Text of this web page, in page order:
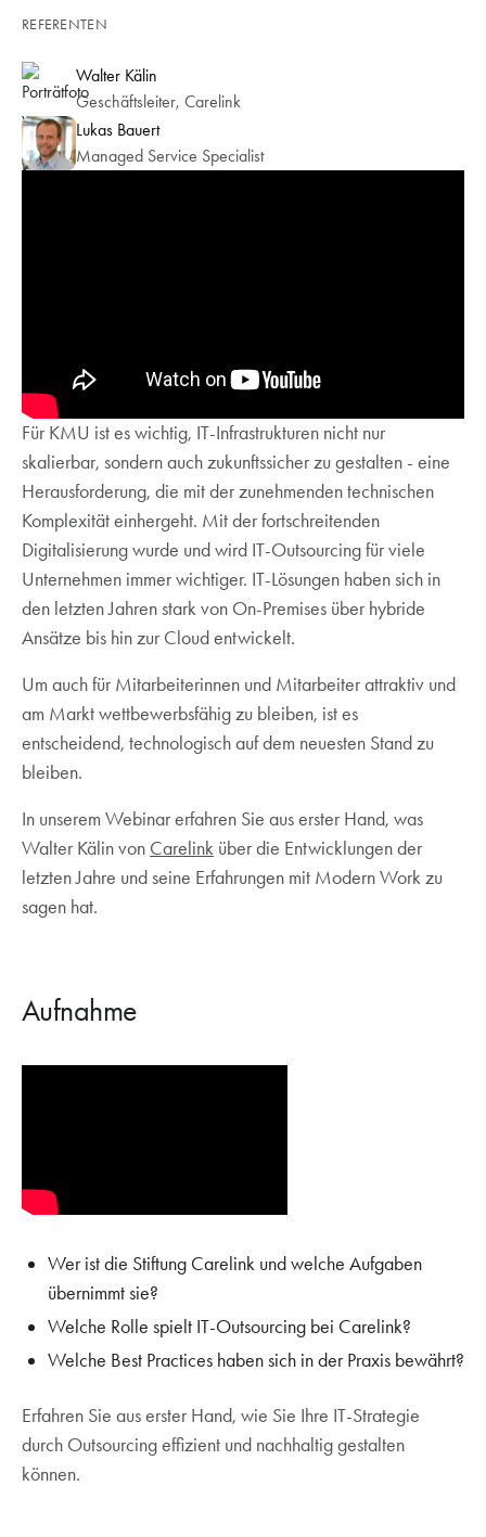
REFERENTEN
Walter Kälin
Geschäftsleiter, Carelink
Lukas Bauert
Managed Service Specialist
Für KMU ist es wichtig, IT-Infrastrukturen nicht nur
skalierbar, sondern auch zukunftssicher zu gestalten - eine
Herausforderung, die mit der zunehmenden technischen
Komplexität einhergeht. Mit der fortschreitenden
Digitalisierung wurde und wird IT-Outsourcing für viele
Unternehmen immer wichtiger. IT-Lösungen haben sich in
den letzten Jahren stark von On-Premises über hybride
Ansätze bis hin zur Cloud entwickelt.
Um auch für Mitarbeiterinnen und Mitarbeiter attraktiv und
am Markt wettbewerbsfähig zu bleiben, ist es
entscheidend, technologisch auf dem neuesten Stand zu
bleiben.
In unserem Webinar erfahren Sie aus erster Hand, was
Walter Kälin von Carelink über die Entwicklungen der
letzten Jahre und seine Erfahrungen mit Modern Work zu
sagen hat.
Aufnahme
Wer ist die Stiftung Carelink und welche Aufgaben
übernimmt sie?
Welche Rolle spielt IT-Outsourcing bei Carelink?
Welche Best Practices haben sich in der Praxis bewährt?
Erfahren Sie aus erster Hand, wie Sie Ihre IT-Strategie
durch Outsourcing effizient und nachhaltig gestalten
können.